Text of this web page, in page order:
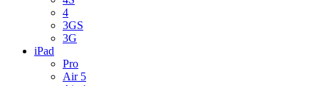
4
3GS
3G
iPad
Pro
Air 5